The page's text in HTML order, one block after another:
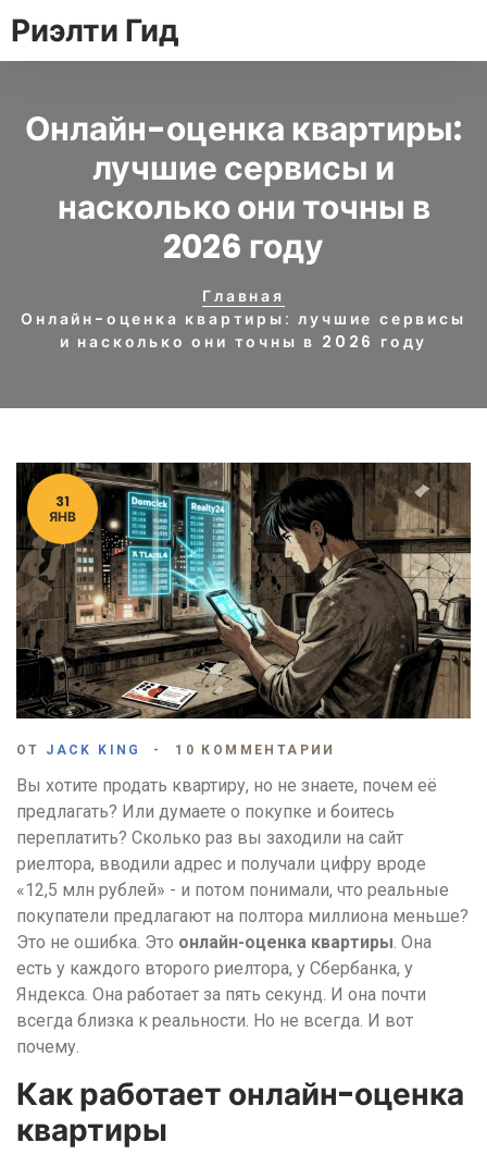
Риэлти Гид
Онлайн-оценка квартиры:
лучшие сервисы и
насколько они точны в
2026 году
Главная
Онлайн-оценка квартиры: лучшие сервисы
и насколько они точны в 2026 году
31
ЯНВ
ОТ JACK KING 10 КОММЕНТАРИИ
Вы хотите продать квартиру, но не знаете, почем её
предлагать? Или думаете о покупке и боитесь
переплатить? Сколько раз вы заходили на сайт
риелтора, вводили адрес и получали цифру вроде
«12,5 млн рублей» - и потом понимали, что реальные
покупатели предлагают на полтора миллиона меньше?
Это не ошибка. Это онлайн-оценка квартиры. Она
есть у каждого второго риелтора, у Сбербанка, у
Яндекса. Она работает за пять секунд. И она почти
всегда близка к реальности. Но не всегда. И вот
почему.
Как работает онлайн-оценка
квартиры